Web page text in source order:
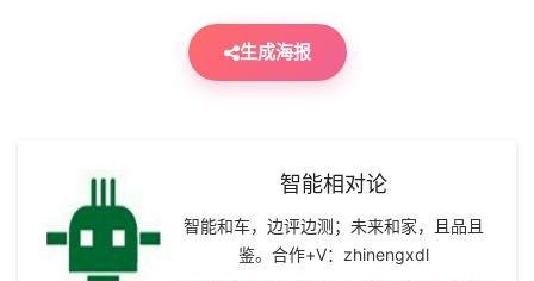
生成海报
智能相对论
智能和车，边评边测；未来和家，且品且
鉴。合作+V：zhinengxdl